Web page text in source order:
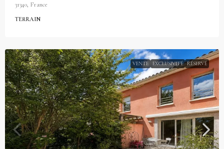
31340, France
TERRAIN
VENTE EXCLUSIVITÉ RÉSERVÉ